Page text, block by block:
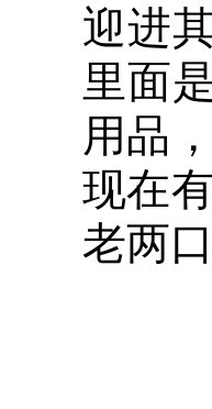
迎进
里面
用品
现在
老两